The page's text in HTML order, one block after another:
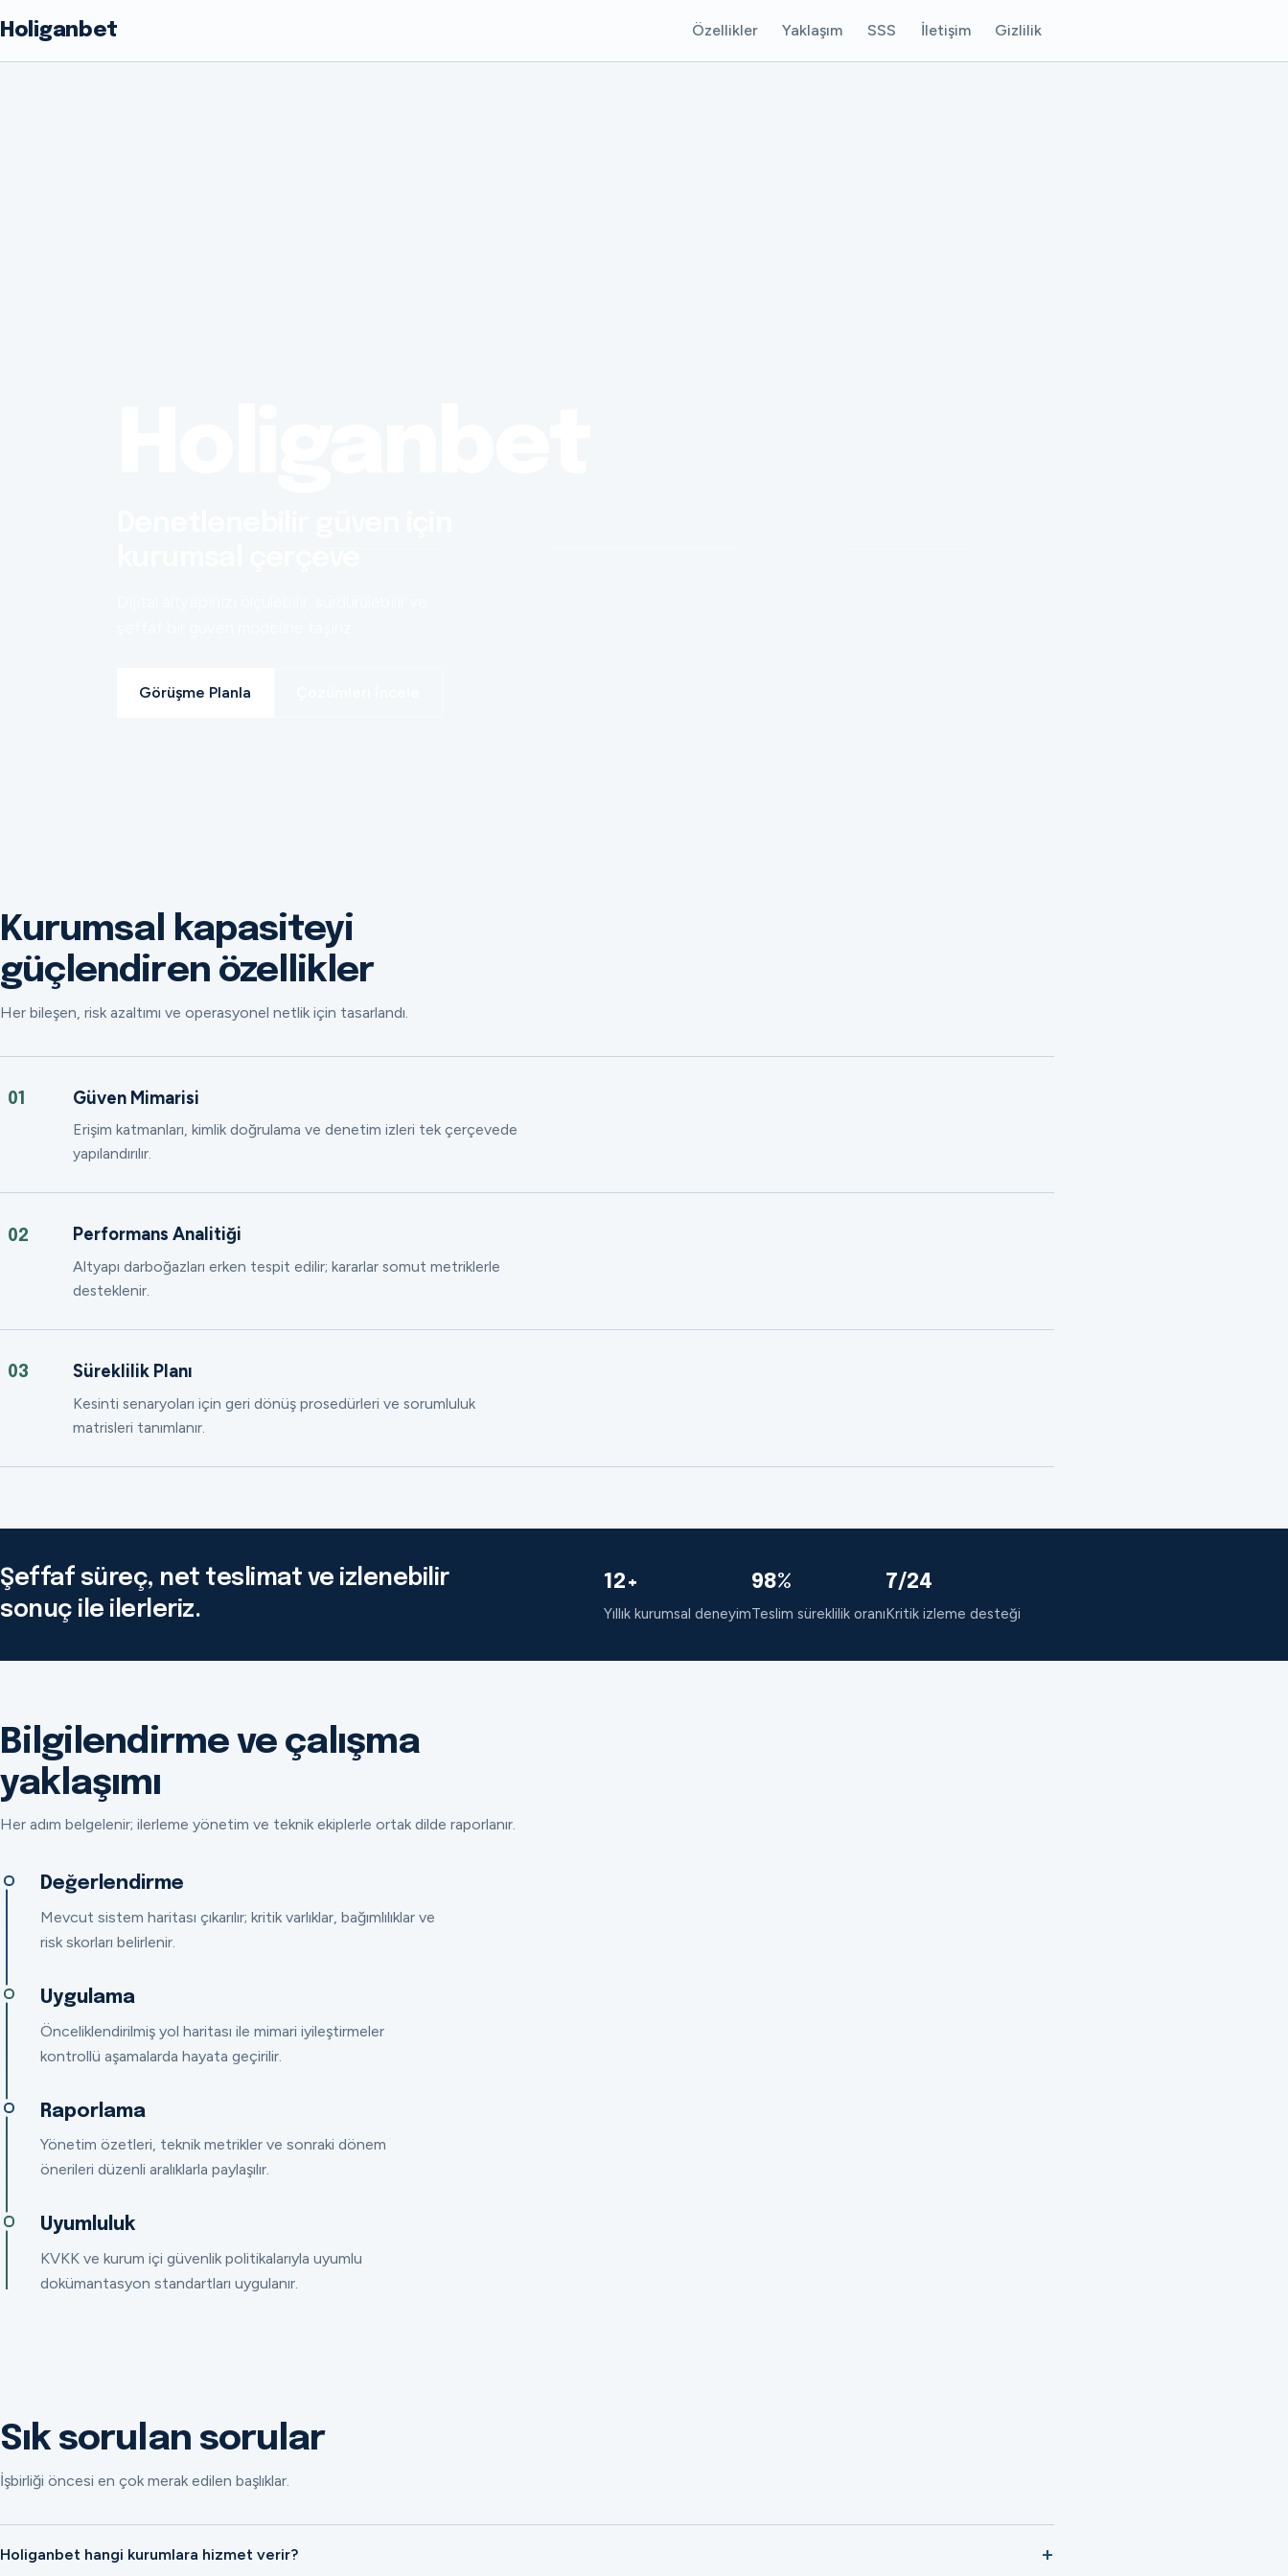
Holiganbet Özellikler Yaklaşım SSS İletişim Gizlilik
Görüşme Planla
Kurumsal kapasiteyi
güçlendiren özellikler
Her bileşen, risk azaltımı ve operasyonel netlik için tasarlandı.
01 Güven Mimarisi
Erişim katmanları, kimlik doğrulama ve denetim izleri tek çerçevede
yapılandırılır.
02 Performans Analitiği
Altyapı darboğazları erken tespit edilir; kararlar somut metriklerle
desteklenir.
03 Süreklilik Planı
Kesinti senaryoları için geri dönüş prosedürleri ve sorumluluk
matrisleri tanımlanır.
Şeffaf süreç, net teslimat ve izlenebilir
sonuç ile ilerleriz.
12+
Yıllık kurumsal deneyim
98%
Teslim süreklilik oranı
7/24
Kritik izleme desteği
Bilgilendirme ve çalışma
yaklaşımı
Her adım belgelenir; ilerleme yönetim ve teknik ekiplerle ortak dilde raporlanır.
Değerlendirme
Mevcut sistem haritası çıkarılır; kritik varlıklar, bağımlılıklar ve
risk skorları belirlenir.
Uygulama
Önceliklendirilmiş yol haritası ile mimari iyileştirmeler
kontrollü aşamalarda hayata geçirilir.
Raporlama
Yönetim özetleri, teknik metrikler ve sonraki dönem
önerileri düzenli aralıklarla paylaşılır.
Uyumluluk
KVKK ve kurum içi güvenlik politikalarıyla uyumlu
dokümantasyon standartları uygulanır.
Sık sorulan sorular
İşbirliği öncesi en çok merak edilen başlıklar.
Holiganbet hangi kurumlara hizmet verir?